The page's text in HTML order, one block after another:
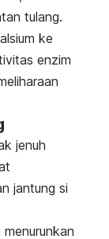
tulang.
ke
enzim
jenuh
jantung si